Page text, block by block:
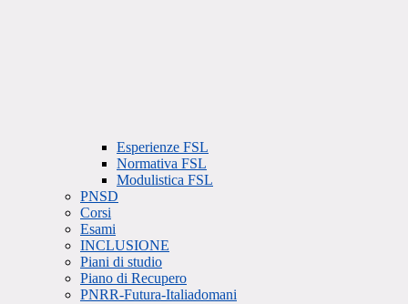
Esperienze FSL
Normativa FSL
Modulistica FSL
PNSD
Corsi
Esami
INCLUSIONE
Piani di studio
Piano di Recupero
PNRR-Futura-Italiadomani